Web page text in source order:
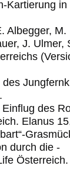
Kartierung in
Albegger, M.
J. Ulmer,
des
des
Elanus
­durch­ die
­Österre